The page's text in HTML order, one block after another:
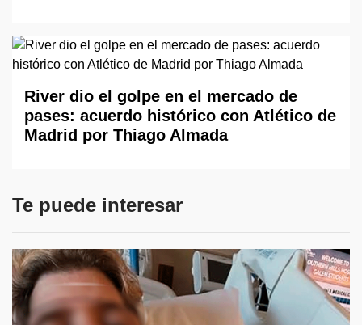
River dio el golpe en el mercado de
pases: acuerdo histórico con Atlético de
Madrid por Thiago Almada
Te puede interesar